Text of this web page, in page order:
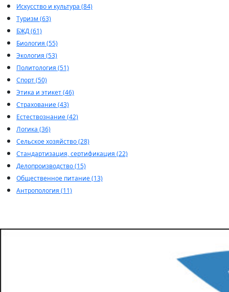
Искусство и культура (84)
Туризм (63)
БЖД (61)
Биология (55)
Экология (53)
Политология (51)
Спорт (50)
Этика и этикет (46)
Страхование (43)
Естествознание (42)
Логика (36)
Сельское хозяйство (28)
Стандартизация, сертификация (22)
Делопроизводство (15)
Общественное питание (13)
Антропология (11)